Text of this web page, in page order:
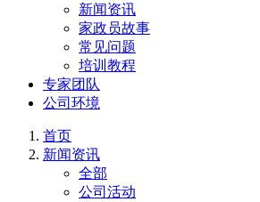
新闻资讯
家政员故事
常见问题
培训教程
专家团队
公司环境
首页
新闻资讯
全部
公司活动